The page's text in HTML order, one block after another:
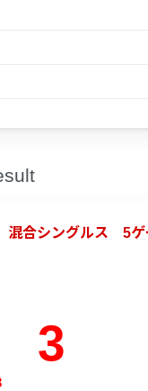
合シングルス 5
3